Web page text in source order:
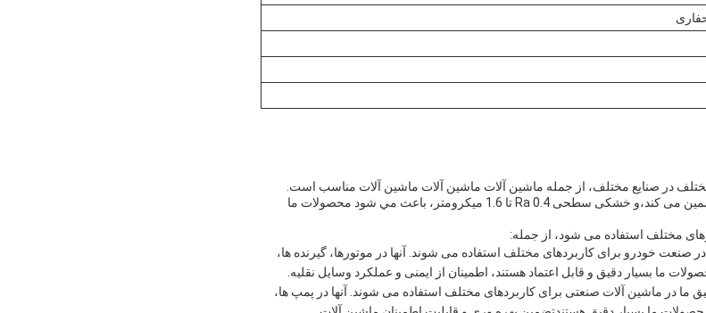
در صنایع مختلف، از جمله ماشین آلات ماشین آلات ماشین آلات مناسب است.
فرآیند ماشینکاری CNC ما دقت 0.01mm را تضمین می کند،و خشکی سطحی Ra 0.4 تا 1.6 ميكرومتر، باعث مي شود محصولات ما
مختلف استفاده می شود، از جمله:
صنعت خودرو برای کاربردهای مختلف استفاده می شوند. آنها در موتورها، گیرنده ها،
ما بسیار دقیق و قابل اعتماد هستند، اطمینان از ایمنی و عملکرد وسایل نقلیه.
ما در ماشین آلات صنعتی برای کاربردهای مختلف استفاده می شوند. آنها در پمپ ها،